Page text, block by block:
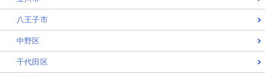
八王子市
中野区
千代田区